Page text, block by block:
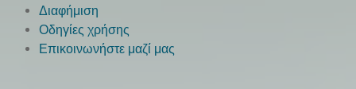
Διαφήμιση
Οδηγίες χρήσης
Επικοινωνήστε μαζί μας